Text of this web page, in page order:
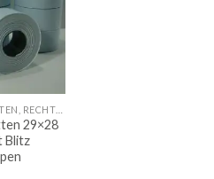
die
Merkliste
29×28
Blitz